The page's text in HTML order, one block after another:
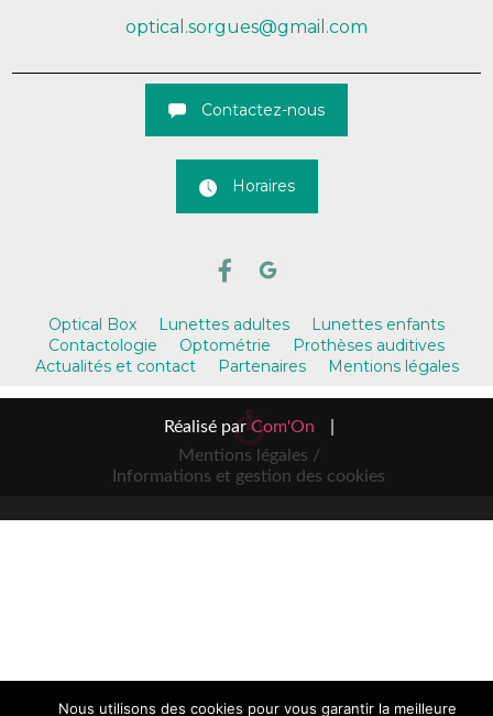
optical.sorgues@gmail.com
Contactez-nous
Horaires
Optical Box Lunettes adultes
Lunettes enfants
Contactologie
Optométrie
Prothèses auditives
Actualités et contact
Partenaires Mentions légales
Réalisé parCom'On
Mentions légales /
Informations et gestion des cookies
Nous utilisons des cookies pour vous garantir la meilleure